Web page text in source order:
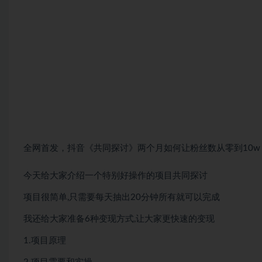
全网首发，抖音《共同探讨》两个月如何让粉丝数从零到
今天给大家介绍一个特别好操作的项目共同探讨
项目很简单,只需要每天抽出20分钟所有就可以完成
我还给大家准备6种变现方式,让大家更快速的变现
1.项目原理